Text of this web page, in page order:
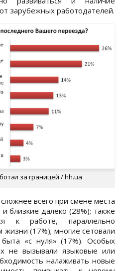
зарубежных работодателей.
за границей / hh.ua
всего при смене места
близкие далеко (28%); также
к работе, параллельно
жизни (17%); многие сетовали
быта «с нуля» (17%). Особых
не вызывали языковые или
налаживать новые